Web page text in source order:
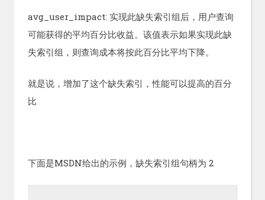
avg_user_impact: 实现此缺失索引组后，用户查询
可能获得的平均百分比收益。该值表示如果实现此缺
失索引组，则查询成本将按此百分比平均下降。
就是说，增加了这个缺失索引，性能可以提高的百分
比
下面是MSDN给出的示例，缺失索引组句柄为 2